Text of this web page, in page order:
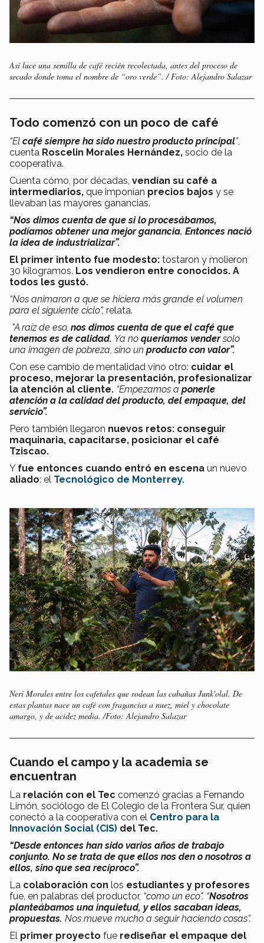
Así luce una semilla de café recién recolectada, antes del proceso de
secado donde toma el nombre de “oro verde”. / Foto: Alejandro Salazar
Todo comenzó con un poco de café
“El café siempre ha sido nuestro producto principal”,
cuenta Roscelin Morales Hernández, socio de la
cooperativa.
Cuenta cómo, por décadas, vendían su café a
intermediarios, que imponían precios bajos y se
llevaban las mayores ganancias.
“Nos dimos cuenta de que si lo procesábamos,
podíamos obtener una mejor ganancia. Entonces nació
la idea de industrializar”.
El primer intento fue modesto: tostaron y molieron
30 kilogramos. Los vendieron entre conocidos. A
todos les gustó.
“Nos animaron a que se hiciera más grande el volumen
para el siguiente ciclo", relata.
"A raíz de eso, nos dimos cuenta de que el café que
tenemos es de calidad. Ya no queríamos vendersolo
una imagen de pobreza, sino un producto con valor”.
Con ese cambio de mentalidad vino otro: cuidar el
proceso, mejorar la presentación, profesionalizar
la atención al cliente. “Empezamos a ponerle
atención a la calidad del producto, del empaque, del
servicio”.
Pero también llegaron nuevos retos: conseguir
maquinaria, capacitarse, posicionar el café
Tziscao.
Y fue entonces cuando entró en escena un nuevo
aliado: el Tecnológico de Monterrey.
Neri Morales entre los cafetales que rodean las cabañas Junk'olal. De
estas plantas nace un café con fragancias a nuez, miel y chocolate
amargo, y de acidez media. /Foto: Alejandro Salazar
Cuando el campo y la academia se
encuentran
La relación con el Tec comenzó gracias a Fernando
Limón, sociólogo de El Colegio de la Frontera Sur, quien
conectó a la cooperativa con el Centro para la
Innovación Social (CIS) del Tec.
“Desde entonces han sido varios años de trabajo
conjunto. No se trata de que ellos nos den o nosotros a
ellos, sino que sea recíproco”.
La colaboración con los estudiantes y profesores
fue, en palabras del productor, “como un eco". “Nosotros
planteábamos una inquietud, y ellos sacaban ideas,
propuestas. Nos mueve mucho a seguir haciendo cosas”.
El primer proyecto fue rediseñar el empaque del